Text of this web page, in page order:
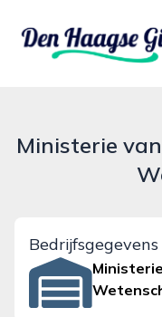
denhaagsegids.nl
Ministerie
Bedrijfsgegevens